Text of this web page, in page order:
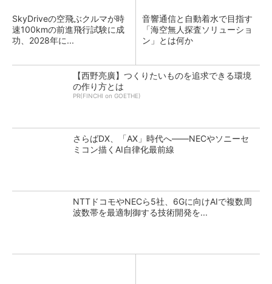
SkyDriveの空飛ぶクルマが時
速100kmの前進飛行試験に成
功、2028年に...
音響通信と自動着水で目指す
「海空無人探査ソリューショ
ン」とは何か
【西野亮廣】つくりたいものを追求できる環境
の作り方とは
PR(FINCHI on GOETHE)
さらばDX、「AX」時代へ――NECやソニーセ
ミコン描くAI自律化最前線
NTTドコモやNECら5社、6Gに向けAIで複数周
波数帯を最適制御する技術開発を...